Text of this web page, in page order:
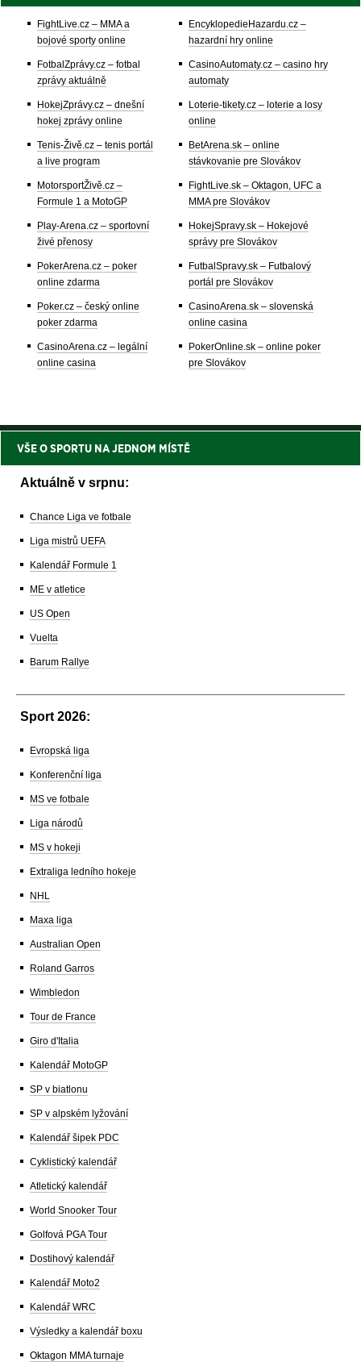
FightLive.cz – MMA a
bojové sporty online
FotbalZprávy.cz – fotbal
zprávy aktuálně
HokejZprávy.cz – dnešní
hokej zprávy online
Tenis-Živě.cz – tenis portál
a live program
MotorsportŽivě.cz –
Formule 1 a MotoGP
Play-Arena.cz – sportovní
živé přenosy
PokerArena.cz – poker
online zdarma
Poker.cz – český online
poker zdarma
CasinoArena.cz – legální
online casina
EncyklopedieHazardu.cz –
hazardní hry online
CasinoAutomaty.cz – casino hry
automaty
Loterie-tikety.cz – loterie a losy
online
BetArena.sk – online
stávkovanie pre Slovákov
FightLive.sk – Oktagon, UFC a
MMA pre Slovákov
HokejSpravy.sk – Hokejové
správy pre Slovákov
FutbalSpravy.sk – Futbalový
portál pre Slovákov
CasinoArena.sk – slovenská
online casina
PokerOnline.sk – online poker
pre Slovákov
VŠE O SPORTU NA JEDNOM MÍSTĚ
Aktuálně v srpnu:
Chance Liga ve fotbale
Liga mistrů UEFA
Kalendář Formule 1
ME v atletice
US Open
Vuelta
Barum Rallye
Sport 2026:
Evropská liga
Konferenční liga
MS ve fotbale
Liga národů
MS v hokeji
Extraliga ledního hokeje
NHL
Maxa liga
Australian Open
Roland Garros
Wimbledon
Tour de France
Giro d'Italia
Kalendář MotoGP
SP v biatlonu
SP v alpském lyžování
Kalendář šipek PDC
Cyklistický kalendář
Atletický kalendář
World Snooker Tour
Golfová PGA Tour
Dostihový kalendář
Kalendář Moto2
Kalendář WRC
Výsledky a kalendář boxu
Oktagon MMA turnaje